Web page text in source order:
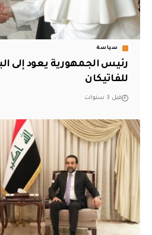
سياسة
رئيس الجمهورية يعود إلى
للفاتيكان
قبل 3 سنوات